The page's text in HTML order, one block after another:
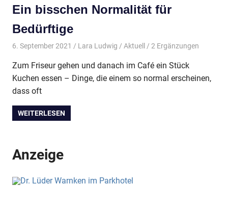
Ein bisschen Normalität für
Bedürftige
6. September 2021 Lara Ludwig Aktuell / 2 Ergänzungen
Zum Friseur gehen und danach im Café ein Stück
Kuchen essen – Dinge, die einem so normal erscheinen,
dass oft
WEITERLESEN
Anzeige